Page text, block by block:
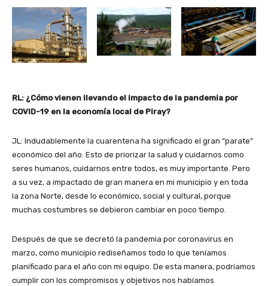
RL: ¿Cómo vienen llevando el impacto de la pandemia por
COVID-19 en la economía local de Piray?
JL: Indudablemente la cuarentena ha significado el gran “parate”
económico del año. Esto de priorizar la salud y cuidarnos como
seres humanos, cuidarnos entre todos, es muy importante. Pero
a su vez, a impactado de gran manera en mi municipio y en toda
la zona Norte, desde lo económico, social y cultural, porque
muchas costumbres se debieron cambiar en poco tiempo.
Después de que se decretó la pandemia por coronavirus en
marzo, como municipio rediseñamos todo lo que teníamos
planificado para el año con mi equipo. De esta manera, podríamos
cumplir con los compromisos y objetivos nos habíamos